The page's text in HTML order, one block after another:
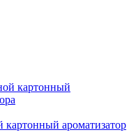
картонный ароматизатор